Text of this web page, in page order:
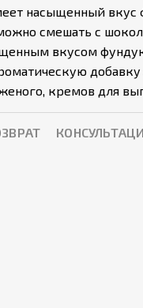
насыщенный
смешать с
вкусом
кремов для